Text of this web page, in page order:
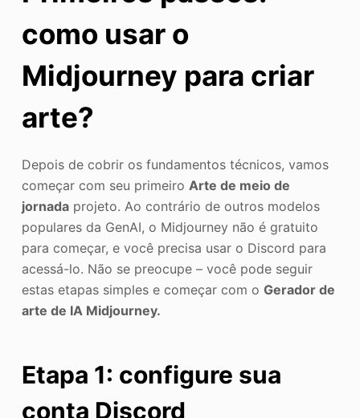
como usar o
Midjourney para criar
arte?
Depois de cobrir os fundamentos técnicos, vamos
começar com seu primeiro Arte de meio de
jornadaprojeto. Ao contrário de outros modelos
populares da GenAI, o Midjourney não é gratuito
para começar, e você precisa usar o Discord para
acessá-lo. Não se preocupe – você pode seguir
estas etapas simples e começar com o Gerador de
arte de IA Midjourney.
Etapa 1: configure sua
conta Discord